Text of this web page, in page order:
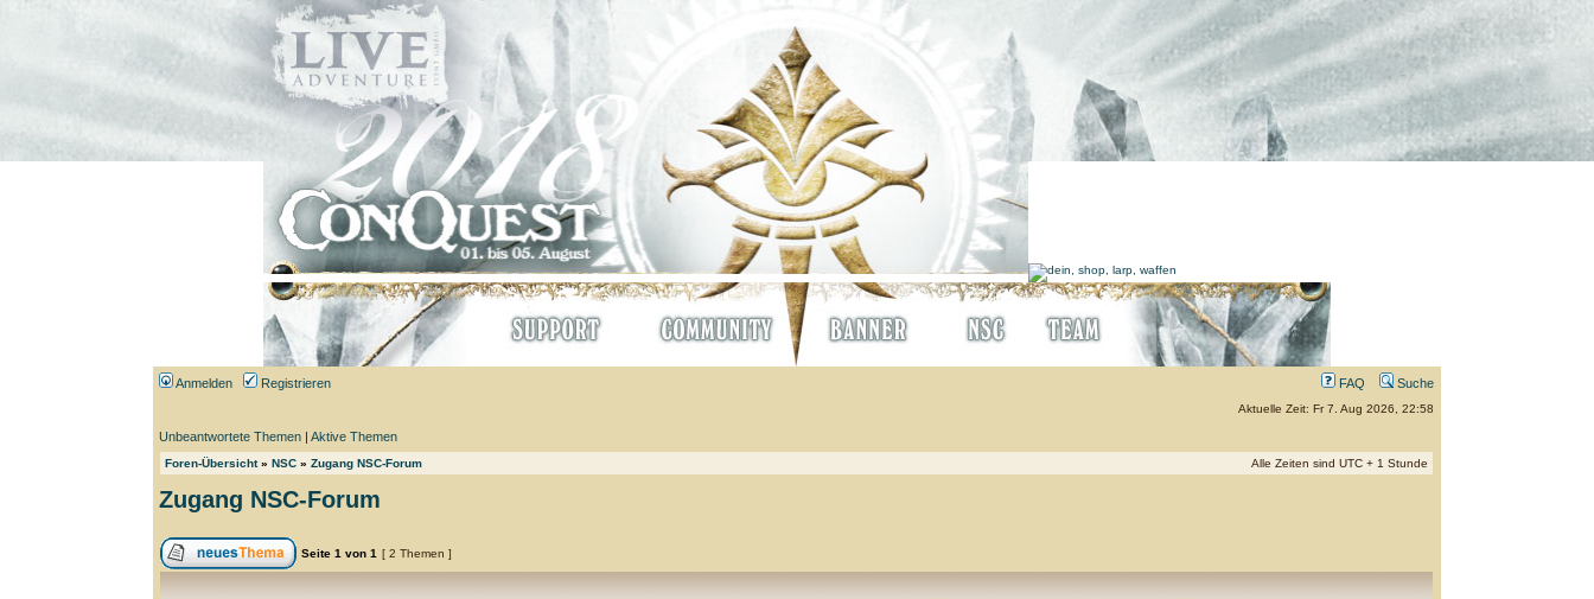
Anmelden Registrieren FAQ Suche
Aktuelle Zeit: Fr 7. Aug 2026, 22:58
Unbeantwortete Themen |Aktive Themen
Foren-Übersicht»NSC »Zugang NSC-Forum Alle Zeiten sind UTC + 1 Stunde
Zugang NSC-Forum
Seite1 von1 [ 2 Themen ]